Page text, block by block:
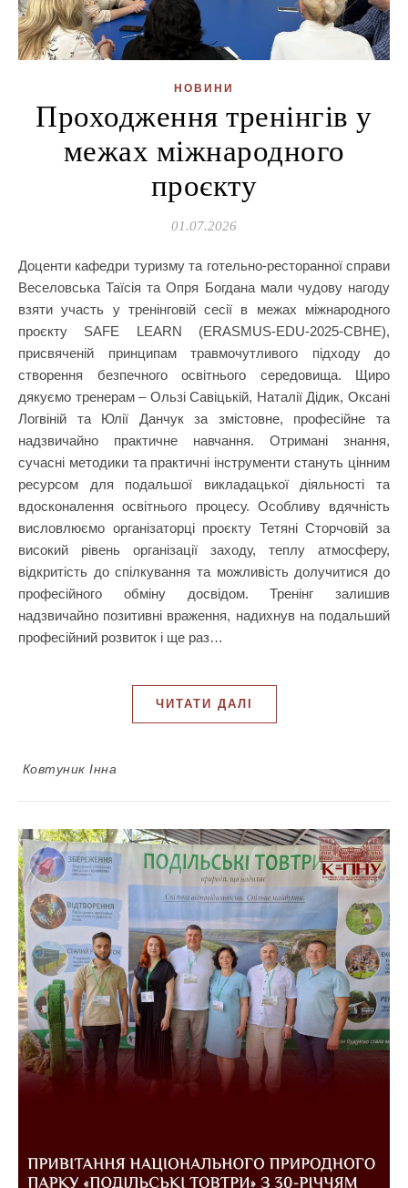
НОВИНИ
Проходження тренінгів у
межах міжнародного
проєкту
01.07.2026
Доценти кафедри туризму та готельно-ресторанної справи
Веселовська Таїсія та Опря Богдана мали чудову нагоду
взяти участь у тренінговій сесії в межах міжнародного
проєкту SAFE LEARN (ERASMUS-EDU-2025-CBHE),
присвяченій принципам травмочутливого підходу до
створення безпечного освітнього середовища. Щиро
дякуємо тренерам – Ользі Савіцькій, Наталії Дідик, Оксані
Логвіній та Юлії Данчук за змістовне, професійне та
надзвичайно практичне навчання. Отримані знання,
сучасні методики та практичні інструменти стануть цінним
ресурсом для подальшої викладацької діяльності та
вдосконалення освітнього процесу. Особливу вдячність
висловлюємо організаторці проєкту Тетяні Сторчовій за
високий рівень організації заходу, теплу атмосферу,
відкритість до спілкування та можливість долучитися до
професійного обміну досвідом. Тренінг залишив
надзвичайно позитивні враження, надихнув на подальший
професійний розвиток і ще раз…
ЧИТАТИ ДАЛІ
Ковтуник Інна